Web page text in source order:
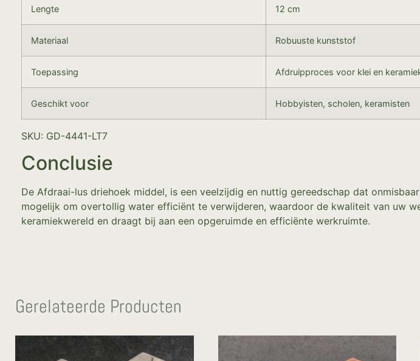
Lengte 12 cm
Materiaal Robuuste kunststof
Toepassing Afdruipproces voor klei en
Geschikt voor Hobbyisten, scholen, keramisten
SKU: GD-4441-LT7
Conclusie
De Afdraai-lus driehoek middel, is een veelzijdig en nuttig gereedschap dat
mogelijk om overtollig water efficiënt te verwijderen, waardoor de kwaliteit van uw
keramiekwereld en draagt bij aan een opgeruimde en efficiënte werkruimte.
Gerelateerde Producten